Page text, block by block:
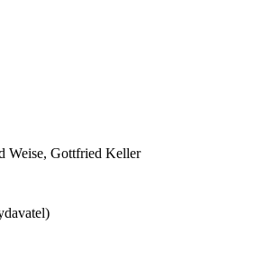
Weise, Gottfried Keller